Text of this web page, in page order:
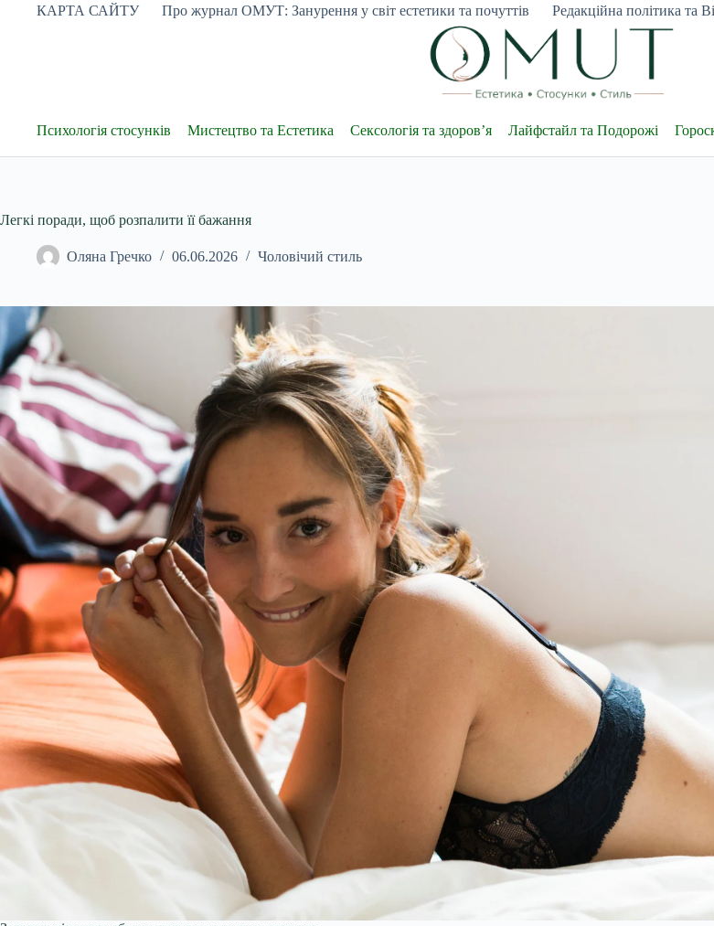
ПерейтиКАРТА САЙТУ Про журнал ОМУТ: Занурення у світ естетики та почуттів Редакційна політика та
Психологія стосунків Мистецтво та Естетика Сексологія та здоров’я Лайфстайл та Подорожі
Легкі поради, щоб розпалити її бажання
Оляна Гречко 06.06.2026 Чоловічий стиль